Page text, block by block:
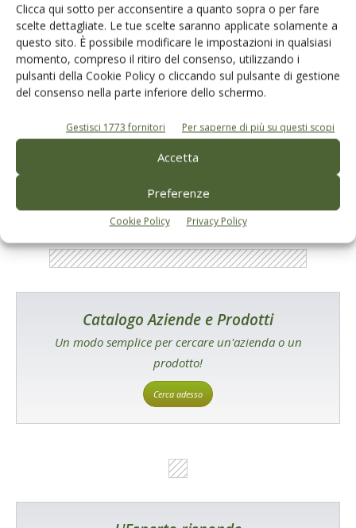
Clicca qui sotto per acconsentire a quanto sopra o per fare
scelte dettagliate. Le tue scelte saranno applicate solamente a
questo sito. È possibile modificare le impostazioni in qualsiasi
momento, compreso il ritiro del consenso, utilizzando i
pulsanti della Cookie Policy o cliccando sul pulsante di gestione
del consenso nella parte inferiore dello schermo.
Gestisci 1773 fornitori Per saperne di più su questi scopi
Accetta
Preferenze
Cookie Policy Privacy Policy
prossima volta che commento.
Catalogo Aziende e Prodotti
Un modo semplice per cercare un'azienda o un
prodotto!
Cerca adesso